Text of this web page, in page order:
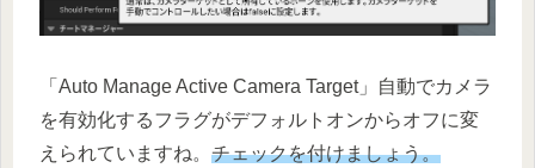
「Auto Manage Active Camera Target」自動でカメラ
を有効化するフラグがデフォルトオンからオフに変
えられていますね。 チェックを付けましょう。